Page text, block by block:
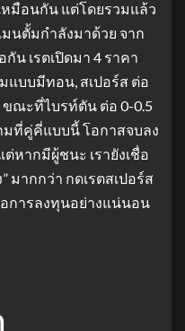
มือนกัน แต่โดยรวมแล้ว
นตั้มกำลังมาด้วย จาก
น เรตเปิดมา 4 ราคา
แบบมีทอน, สเปอร์ส ต่อ
ขณะที่ไบรท์ตัน ต่อ 0-0.5
มที่คู่คี่แบบนี้ โอกาสจบลง
หากมีผู้ชนะ เรายังเชื่อ
มากกว่า กดเรตสเปอร์ส
การลงทุนอย่างแน่นอน